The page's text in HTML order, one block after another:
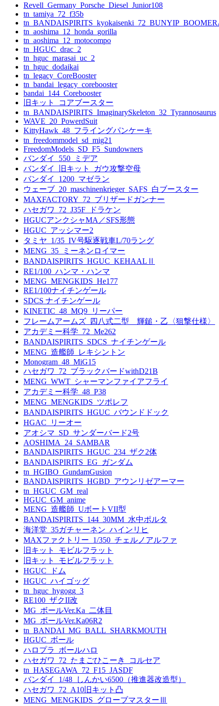
Revell_Germany_Porsche_Diesel_Junior108
tn_tamiya_72_f35b
tn_aoshima_12_honda_gorilla
tn_aoshima_12_motocompo
tn_HGUC_drac_2
tn_hguc_marasai_uc_2
tn_hguc_dodaikai
tn_legacy_CoreBooster
tn_bandai_legacy_corebooster
bandai_144_Corebooster
旧キット_コアブースター
tn_BANDAISPIRITS_ImaginarySkeleton_32_Tyrannosaurus
WAVE_20_PowerdSuit
KittyHawk_48_フライングパンケーキ
tn_freedommodel_sd_mig21
FreedomModels_SD_F5_Sundowners
バンダイ_550_ミデア
バンダイ_旧キット_ガウ攻撃空母
バンダイ_1200_マゼラン
ウェーブ_20_maschinenkrieger_SAFS_白ブースター
MAXFACTORY_72_ブリザードガンナー
ハセガワ_72_J35F_ドラケン
HGUCアンクシャMA／SFS形態
HGUC_アッシマー2
タミヤ_1/35_IV号駆逐戦車L/70ラング
MENG_35_ミーネンロイマー
BANDAISPIRITS_HGUC_KEHAALⅡ
RE1/100_ハンマ・ハンマ
MENG_MENGKIDS_He177
RE1/100ナイチンゲール
SDCS ナイチンゲール
KINETIC_48_MQ9_リーパー
フレームアームズ_四八式二型 輝鎚・乙〈狙撃仕様〉
アカデミー科学_72_Me262
BANDAISPIRITS_SDCS_ナイチンゲール
MENG_造艦師_レキシントン
Monogram_48_MiG15
ハセガワ_72_ブラックバードwithD21B
MENG_WWT_シャーマンファイアフライ
アカデミー科学_48_P38
MENG_MENGKIDS_ツポレフ
BANDAISPIRITS_HGUC_バウンドドック
HGAC_リーオー
アオシマ_SD_サンダーバード2号
AOSHIMA_24_SAMBAR
BANDAISPIRITS_HGUC_234_ザク2体
BANDAISPIRITS_EG_ガンダム
tn_HGIBO_GundamGusion
BANDAISPIRITS_HGBD_アウンリゼアーマー
tn_HGUC_GM_real
HGUC_GM_anime
MENG_造艦師_UボートVII型
BANDAISPIRITS_144_30MM_水中ポルタ
海洋堂_35ガチャーネン_ハインリヒ
MAXファクトリー_1/350_チェルノアルファ
旧キット_モビルフラット
旧キット_モビルフラット
HGUC_ドム
HGUC_ハイゴッグ
tn_hguc_hygogg_3
RE100_ザクII改
MG_ボールVer.Ka_二体目
MG_ボールVer.Ka06R2
tn_BANDAI_MG_BALL_SHARKMOUTH
HGUC_ボール
ハロプラ_ボールハロ
ハセガワ_72_たまごひこーき_コルセア
tn_HASEGAWA_72_F15_JASDF
バンダイ_1/48_しんかい6500（推進器改造型）
ハセガワ_72_A10旧キット凸
MENG_MENGKIDS_グローブマスターⅢ